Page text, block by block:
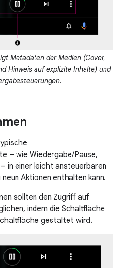
Metadaten der Medien (Cover,
Hinweis auf explizite Inhalte) und
– wie Wiedergabe/Pause,
in einer leicht ansteuerbaren
Aktionen enthalten kann.
sollten den Zugriff auf
indem die Schaltfläche
gestaltet wird.